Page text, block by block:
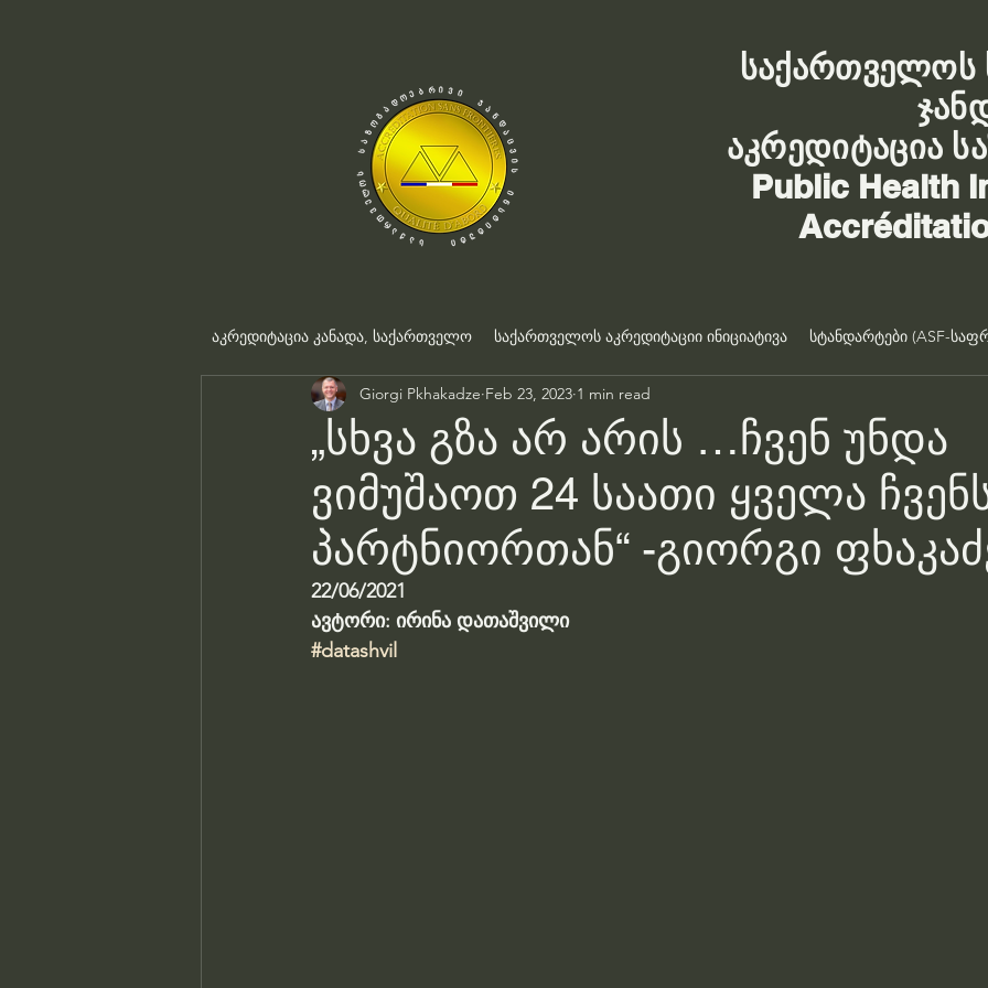
საქართველოს
აკრედიტაცია
Public Health
აკრედიტაცია კანადა, საქართველო საქართველოს აკრედიტაციი ინიციატივა სტანდარტები (ASF-
„სხვა გზა არ არის …ჩვენ უნდა
ვიმუშაოთ 24 საათი ყველა
პარტნიორთან“ -გიორგი
Giorgi Pkhakadze Feb 23, 2023 1 min read
22/06/2021
ავტორი: ირინა დათაშვილი
#datashvil